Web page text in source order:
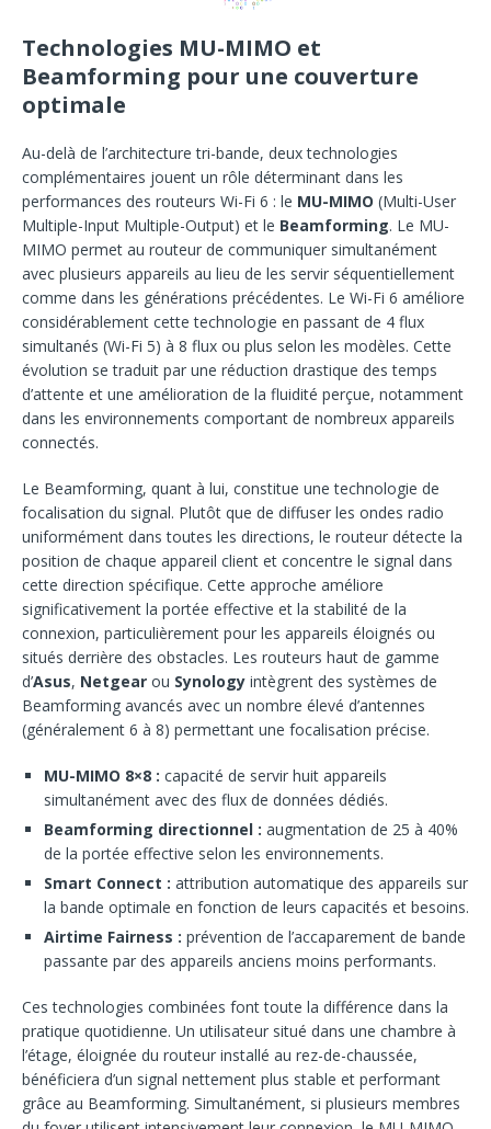
Technologies MU-MIMO et
Beamforming pour une couverture
optimale
Au-delà de l’architecture tri-bande, deux technologies
complémentaires jouent un rôle déterminant dans les
performances des routeurs Wi-Fi 6 : le MU-MIMO (Multi-User
Multiple-Input Multiple-Output) et le Beamforming. Le MU-
MIMO permet au routeur de communiquer simultanément
avec plusieurs appareils au lieu de les servir séquentiellement
comme dans les générations précédentes. Le Wi-Fi 6 améliore
considérablement cette technologie en passant de 4 flux
simultanés (Wi-Fi 5) à 8 flux ou plus selon les modèles. Cette
évolution se traduit par une réduction drastique des temps
d’attente et une amélioration de la fluidité perçue, notamment
dans les environnements comportant de nombreux appareils
connectés.
Le Beamforming, quant à lui, constitue une technologie de
focalisation du signal. Plutôt que de diffuser les ondes radio
uniformément dans toutes les directions, le routeur détecte la
position de chaque appareil client et concentre le signal dans
cette direction spécifique. Cette approche améliore
significativement la portée effective et la stabilité de la
connexion, particulièrement pour les appareils éloignés ou
situés derrière des obstacles. Les routeurs haut de gamme
d’Asus, Netgear ou Synology intègrent des systèmes de
Beamforming avancés avec un nombre élevé d’antennes
(généralement 6 à 8) permettant une focalisation précise.
MU-MIMO 8×8 : capacité de servir huit appareils
simultanément avec des flux de données dédiés.
Beamforming directionnel : augmentation de 25 à 40%
de la portée effective selon les environnements.
Smart Connect : attribution automatique des appareils sur
la bande optimale en fonction de leurs capacités et besoins.
Airtime Fairness : prévention de l’accaparement de bande
passante par des appareils anciens moins performants.
Ces technologies combinées font toute la différence dans la
pratique quotidienne. Un utilisateur situé dans une chambre à
l’étage, éloignée du routeur installé au rez-de-chaussée,
bénéficiera d’un signal nettement plus stable et performant
grâce au Beamforming. Simultanément, si plusieurs membres